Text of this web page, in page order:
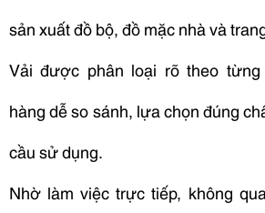
sản xuất đồ bộ, đồ mặc nhà và
Vải được phân loại rõ theo từng
hàng dễ so sánh, lựa chọn đúng
cầu sử dụng.
Nhờ làm việc trực tiếp, không